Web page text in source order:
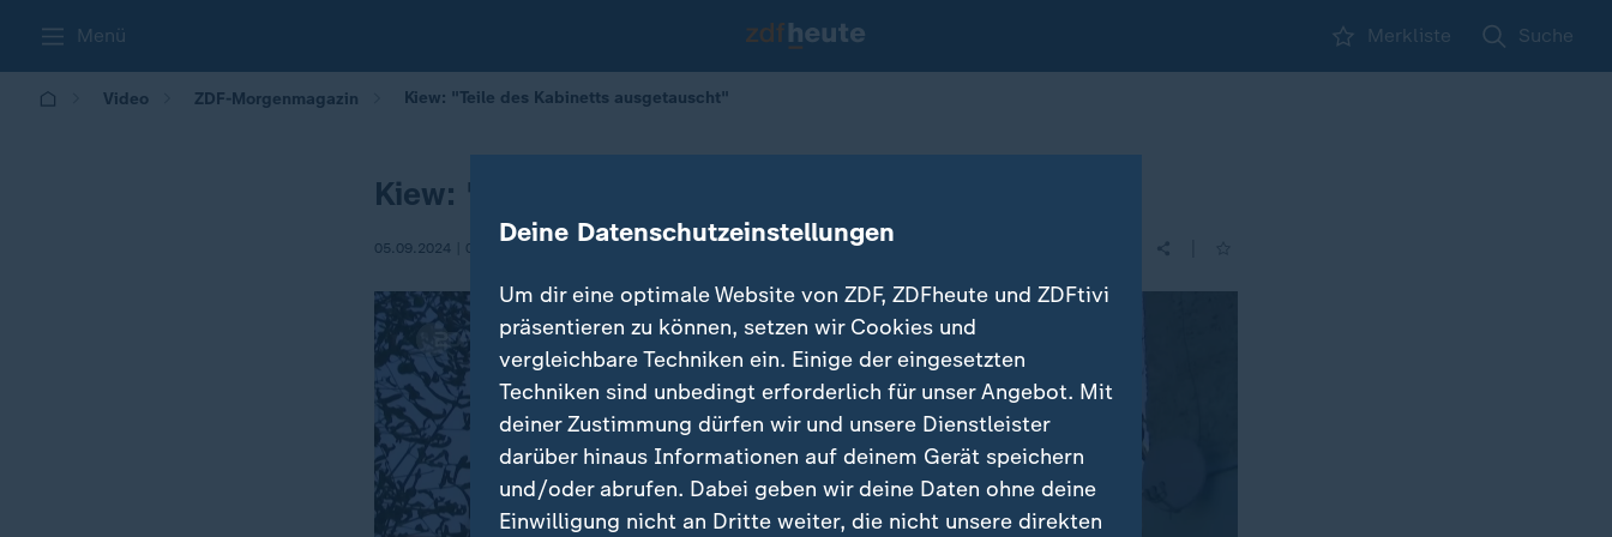
Menü Merkliste Suche
Video ZDF-Morgenmagazin Kiew: "Teile des Kabinetts ausgetauscht"
Kiew: "Teile des Kabinetts ausgetauscht"
05.09.2024 | 05:30 Deine Datenschutzeinstellungen
Um dir eine optimale Website von ZDF, ZDFheute und ZDFtivi
präsentieren zu können, setzen wir Cookies und
vergleichbare Techniken ein. Einige der eingesetzten
Techniken sind unbedingt erforderlich für unser Angebot. Mit
deiner Zustimmung dürfen wir und unsere Dienstleister
darüber hinaus Informationen auf deinem Gerät speichern
und/oder abrufen. Dabei geben wir deine Daten ohne deine
Einwilligung nicht an Dritte weiter, die nicht unsere direkten